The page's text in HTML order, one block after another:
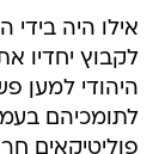
אילו היה בידי
לקבוץ יחדיו
היהודי למען
לתומכיהם
פוליטיקאים